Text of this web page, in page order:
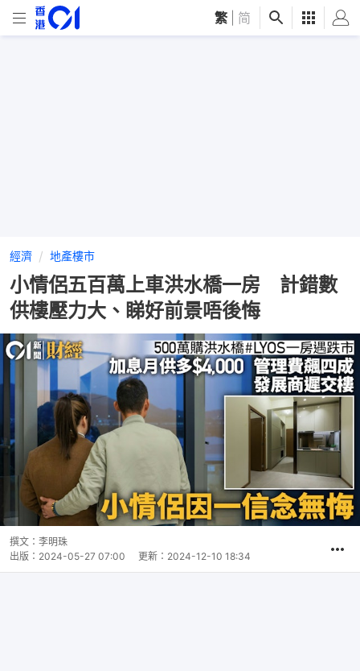
繁 简
經濟 地產樓市
小情侶五百萬上車洪水橋一房 計錯數
供樓壓力大、睇好前景唔後悔
撰文： 李明珠
出版： 2024-05-27 07:00 更新： 2024-12-10 18:34